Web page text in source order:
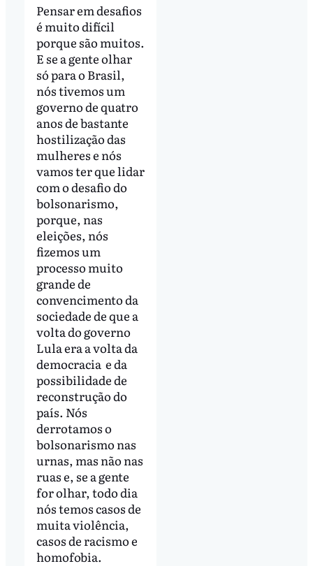
Pensar em desafios
é muito difícil
porque são muitos.
E se a gente olhar
só para o Brasil,
nós tivemos um
governo de quatro
anos de bastante
hostilização das
mulheres e nós
vamos ter que lidar
com o desafio do
bolsonarismo,
porque, nas
eleições, nós
fizemos um
processo muito
grande de
convencimento da
sociedade de que a
volta do governo
Lula era a volta da
democracia e da
possibilidade de
reconstrução do
país. Nós
derrotamos o
bolsonarismo nas
urnas, mas não nas
ruas e, se a gente
for olhar, todo dia
nós temos casos de
muita violência,
casos de racismo e
homofobia.